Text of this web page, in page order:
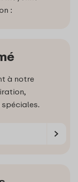
:
à notre